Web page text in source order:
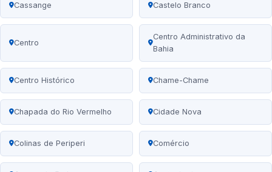
Cassange Castelo Branco
Centro
Centro Administrativo da
Bahia
Centro Histórico Chame-Chame
Chapada do Rio Vermelho Cidade Nova
Colinas de Periperi Comércio